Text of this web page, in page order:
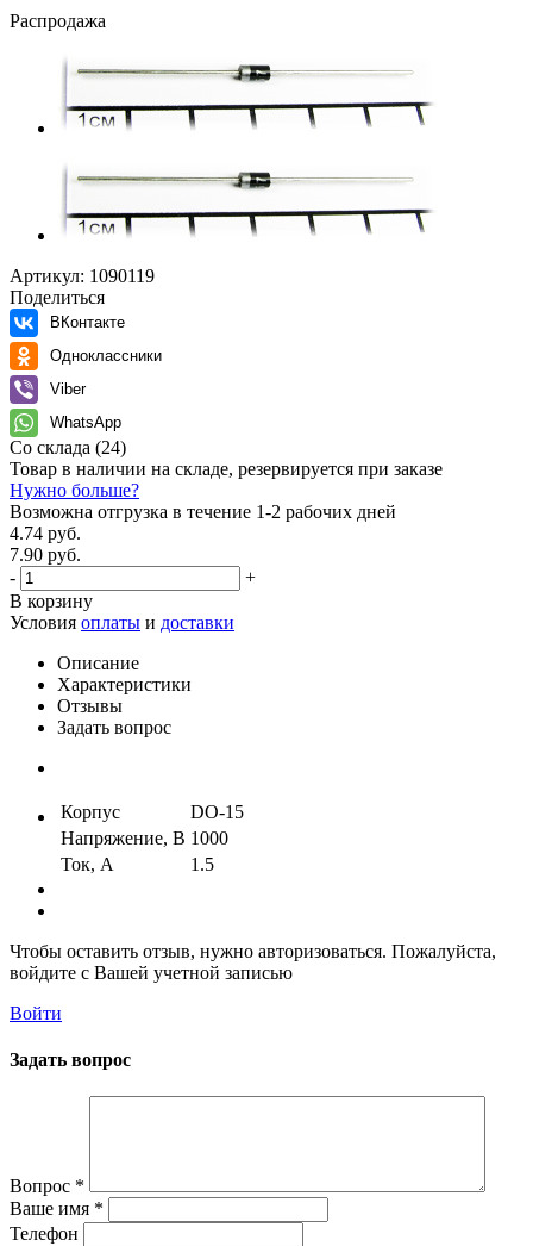
Распродажа
Артикул: 1090119
Поделиться
ВКонтакте
Одноклассники
Viber
WhatsApp
Со склада (24)
Товар в наличии на складе, резервируется при заказе
Нужно больше?
Возможна отгрузка в течение 1-2 рабочих дней
4.74 руб.
7.90 руб.
-
+
В корзину
Условия оплаты и доставки
Описание
Характеристики
Отзывы
Задать вопрос
Корпус
DO-15
Напряжение, В 1000
Ток, А
1.5
Чтобы оставить отзыв, нужно авторизоваться. Пожалуйста,
войдите с Вашей учетной записью
Войти
Задать вопрос
Вопрос *
Ваше имя *
Телефон